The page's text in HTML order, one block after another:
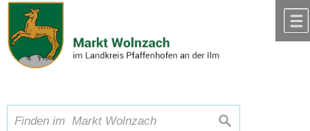
Zum Inhalt,zur Navigation
Schriftgröße A A A suchen